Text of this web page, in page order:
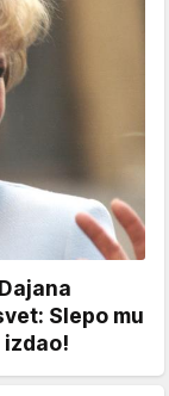
Slepo mu
izdao!